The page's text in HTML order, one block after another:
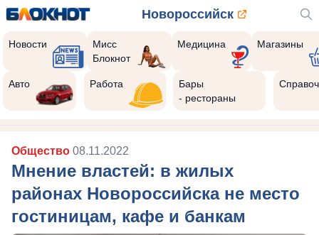
Новороссийск
Новости
Мисс
Блокнот
Медицина Магазины
Авто Работа
Бары
- рестораны
Общество 08.11.2022
Мнение властей: в жилых
районах Новороссийска не место
гостиницам, кафе и банкам